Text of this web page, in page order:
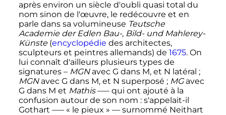
après environ un siècle d'oubli quasi total du
nom sinon de l'œuvre, le redécouvre et en
parle dans sa volumineuse Teutsche
Academie der Edlen Bau-, Bild- und Mahlerey-
Künste(encyclopédie des architectes,
sculpteurs et peintres allemands) de 1675. On
lui connaît d'ailleurs plusieurs types de
signatures – MGNavec G dans M, et N latéral ;
MGNavec G dans M, et N superposé ; MGavec
G dans M et Mathis—– qui ont ajouté à la
confusion autour de son nom : s'appelait-il
Gothart —– « le pieux » — surnommé Neithart